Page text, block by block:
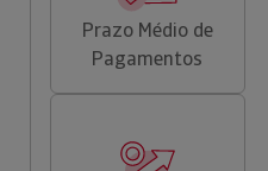
Prazo Médio de
Pagamentos